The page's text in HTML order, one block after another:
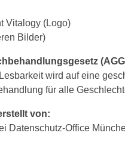
Vitalogy (Logo)
Bilder)
wird auf eine
für alle
von:
Datenschutz-Office